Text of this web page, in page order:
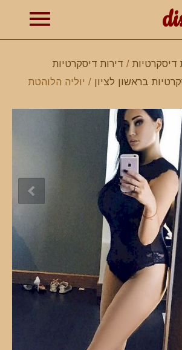
דיסקרטיות / דירות דיסקרטיות
בראשון לציון / יוליה הלוהטת